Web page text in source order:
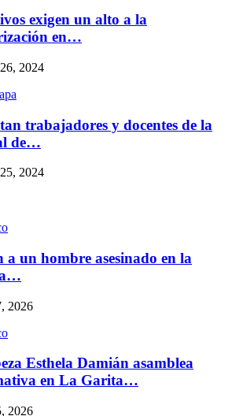
exigen un alto a la
en…
2024
trabajadores y docentes de la
de…
2024
a un hombre asesinado en la
2026
Esthela Damián asamblea
en La Garita…
2026